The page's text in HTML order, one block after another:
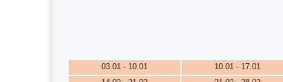
03.01 - 10.01 10.01 - 17.01